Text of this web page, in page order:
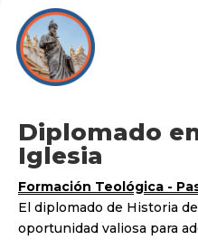
Diplomado
Iglesia
Formación Teológica -
El diplomado de Historia
oportunidad valiosa para